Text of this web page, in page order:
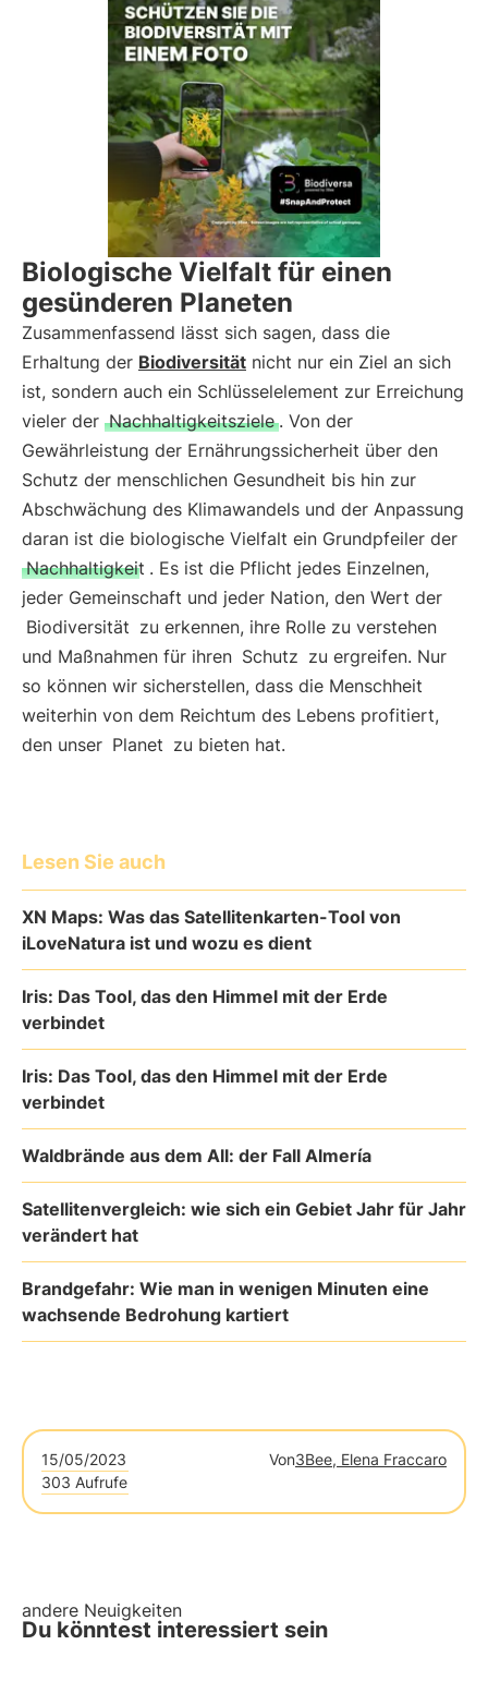
Biologische Vielfalt für einen
gesünderen Planeten
Zusammenfassend lässt sich sagen, dass die
Erhaltung der Biodiversität nicht nur ein Ziel an sich
ist, sondern auch ein Schlüsselelement zur Erreichung
vieler der Nachhaltigkeitsziele . Von der
Gewährleistung der Ernährungssicherheit über den
Schutz der menschlichen Gesundheit bis hin zur
Abschwächung des Klimawandels und der Anpassung
daran ist die biologische Vielfalt ein Grundpfeiler der
Nachhaltigkeit . Es ist die Pflicht jedes Einzelnen,
jeder Gemeinschaft und jeder Nation, den Wert der
Biodiversität zu erkennen, ihre Rolle zu verstehen
und Maßnahmen für ihren Schutz zu ergreifen. Nur
so können wir sicherstellen, dass die Menschheit
weiterhin von dem Reichtum des Lebens profitiert,
den unser Planet zu bieten hat.
Lesen Sie auch
XN Maps: Was das Satellitenkarten-Tool von
iLoveNatura ist und wozu es dient
Iris: Das Tool, das den Himmel mit der Erde
verbindet
Iris: Das Tool, das den Himmel mit der Erde
verbindet
Waldbrände aus dem All: der Fall Almería
Satellitenvergleich: wie sich ein Gebiet Jahr für Jahr
verändert hat
Brandgefahr: Wie man in wenigen Minuten eine
wachsende Bedrohung kartiert
15/05/2023 Von3Bee, Elena Fraccaro
303 Aufrufe
andere Neuigkeiten
Du könntest interessiert sein